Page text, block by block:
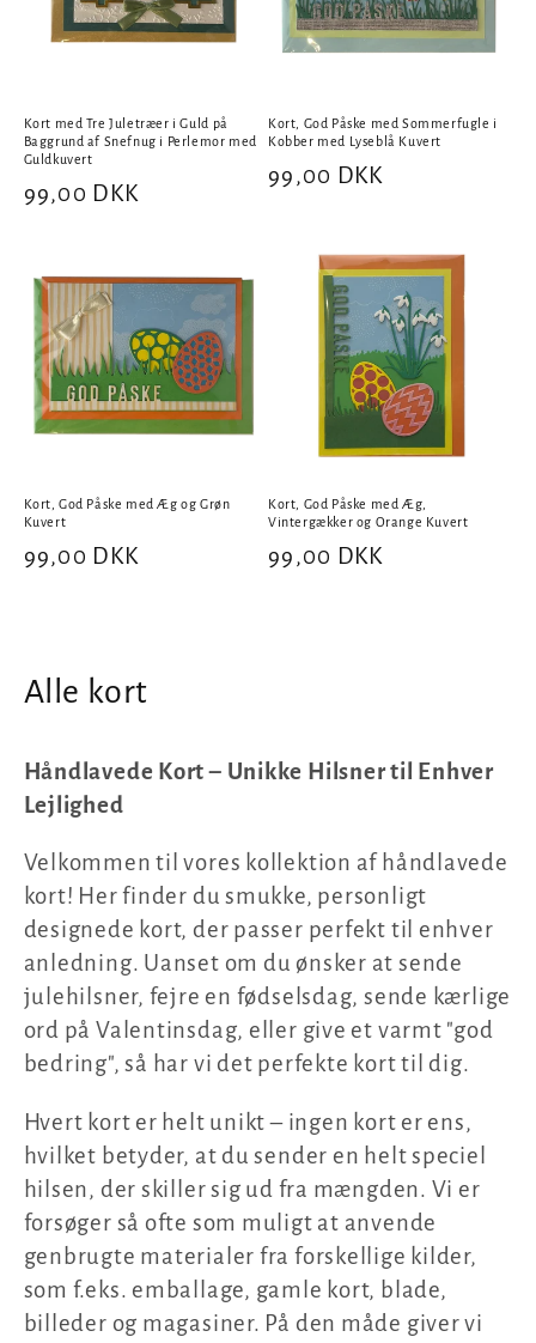
Kort med Tre Juletræer i Guld på
Baggrund af Snefnug i Perlemor med
Guldkuvert
Normalpris
99,00 DKK
Kort, God Påske med Sommerfugle i
Kobber med Lyseblå Kuvert
Normalpris
99,00 DKK
Kort, God Påske med Æg og Grøn
Kuvert
Normalpris
99,00 DKK
Kort, God Påske med Æg,
Vintergækker og Orange Kuvert
Normalpris
99,00 DKK
K
l
e
k
t
i
o
n
:
Alle kort
Håndlavede Kort – Unikke Hilsner til Enhver
Lejlighed
Velkommen til vores kollektion af håndlavede
kort! Her finder du smukke, personligt
designede kort, der passer perfekt til enhver
anledning. Uanset om du ønsker at sende
julehilsner, fejre en fødselsdag, sende kærlige
ord på Valentinsdag, eller give et varmt "god
bedring", så har vi det perfekte kort til dig.
Hvert kort er helt unikt – ingen kort er ens,
hvilket betyder, at du sender en helt speciel
hilsen, der skiller sig ud fra mængden. Vi er
forsøger så ofte som muligt at anvende
genbrugte materialer fra forskellige kilder,
som f.eks. emballage, gamle kort, blade,
billeder og magasiner. På den måde giver vi